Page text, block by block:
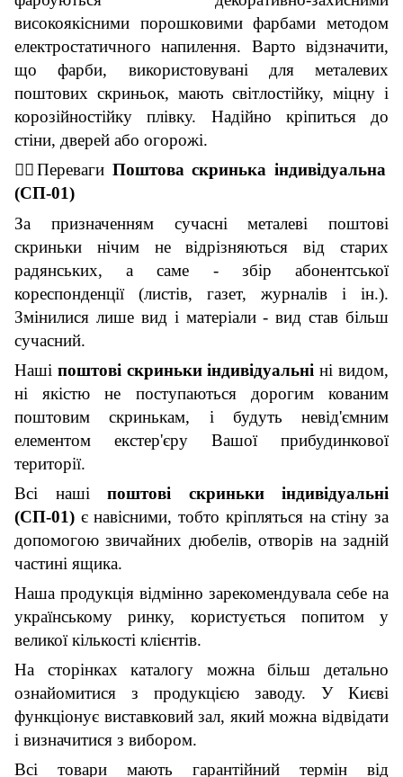
високоякісними порошковими фарбами методом
електростатичного напилення. Варто відзначити,
що фарби, використовувані для металевих
поштових скриньок, мають світлостійку, міцну і
корозійностійку плівку. Надійно кріпиться до
стіни, дверей або огорожі.
👇🏼Переваги Поштова скринька індивідуальна
(СП-01)
За призначенням сучасні металеві поштові
скриньки нічим не відрізняються від старих
радянських, а саме - збір абонентської
кореспонденції (листів, газет, журналів і ін.).
Змінилися лише вид і матеріали - вид став більш
сучасний.
Наші поштові скриньки індивідуальні ні видом,
ні якістю не поступаються дорогим кованим
поштовим скринькам, і будуть невід'ємним
елементом екстер'єру Вашої прибудинкової
території.
Всі наші поштові скриньки індивідуальні
(СП-01) є навісними, тобто кріпляться на стіну за
допомогою звичайних дюбелів, отворів на задній
частині ящика.
Наша продукція відмінно зарекомендувала себе на
українському ринку, користується попитом у
великої кількості клієнтів.
На сторінках каталогу можна більш детально
ознайомитися з продукцією заводу. У Києві
функціонує виставковий зал, який можна відвідати
і визначитися з вибором.
Всі товари мають гарантійний термін від